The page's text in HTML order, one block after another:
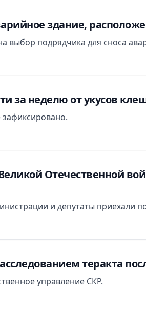
здание,
выбор подрядчика для сноса
за неделю от укусов
Отечественной
и депутаты приехали
теракта
управление СКР.